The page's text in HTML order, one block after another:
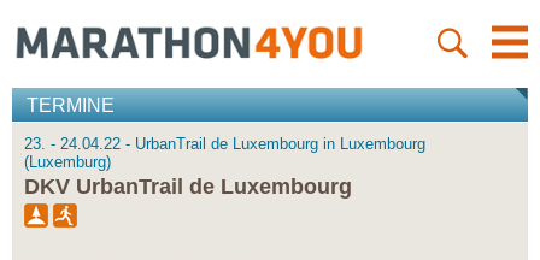
TERMINE
23. - 24.04.22 - UrbanTrail de Luxembourg in Luxembourg
(Luxemburg)
DKV UrbanTrail de Luxembourg